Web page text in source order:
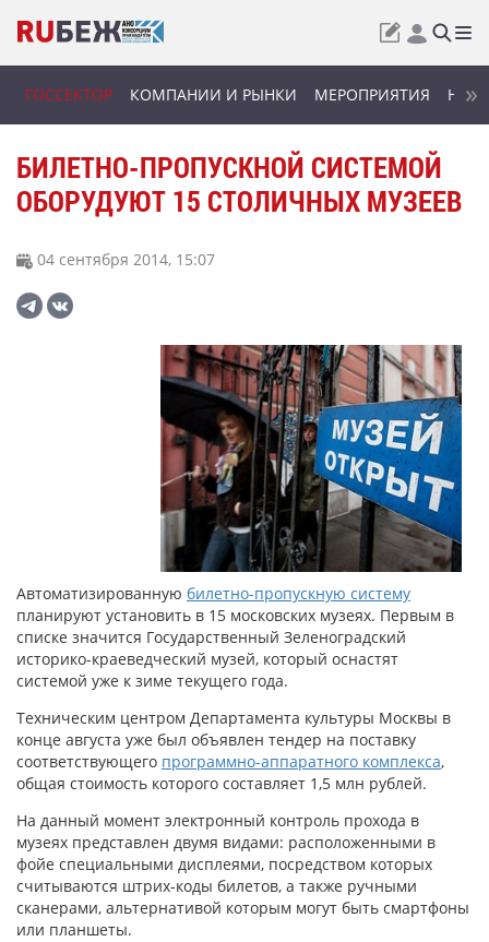
ГОССЕКТОР КОМПАНИИ И РЫНКИ МЕРОПРИЯТИЯ
БИЛЕТНО-ПРОПУСКНОЙ СИСТЕМОЙ
ОБОРУДУЮТ 15 СТОЛИЧНЫХ МУЗЕЕВ
04 сентября 2014, 15:07
Автоматизированную билетно-пропускную систему
планируют установить в 15 московских музеях. Первым в
списке значится Государственный Зеленоградский
историко-краеведческий музей, который оснастят
системой уже к зиме текущего года.
Техническим центром Департамента культуры Москвы в
конце августа уже был объявлен тендер на поставку
соответствующего программно-аппаратного комплекса,
общая стоимость которого составляет 1,5 млн рублей.
На данный момент электронный контроль прохода в
музеях представлен двумя видами: расположенными в
фойе специальными дисплеями, посредством которых
считываются штрих-коды билетов, а также ручными
сканерами, альтернативой которым могут быть смартфоны
или планшеты.